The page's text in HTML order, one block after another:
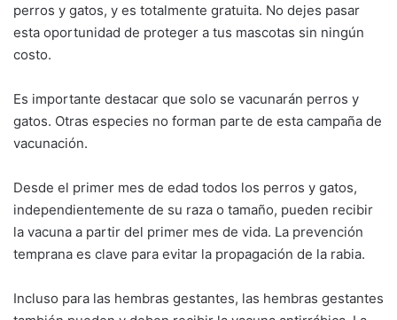
perros y gatos, y es totalmente gratuita. No dejes pasar
esta oportunidad de proteger a tus mascotas sin ningún
costo.
Es importante destacar que solo se vacunarán perros y
gatos. Otras especies no forman parte de esta campaña de
vacunación.
Desde el primer mes de edad todos los perros y gatos,
independientemente de su raza o tamaño, pueden recibir
la vacuna a partir del primer mes de vida. La prevención
temprana es clave para evitar la propagación de la rabia.
Incluso para las hembras gestantes, las hembras gestantes